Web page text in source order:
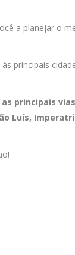
a planejar o
principais
principais
Luís,